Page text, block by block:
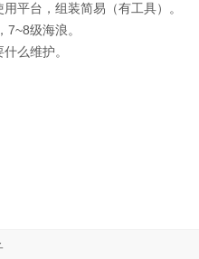
平台，组装简易（有工具）。
级海浪。
么维护。